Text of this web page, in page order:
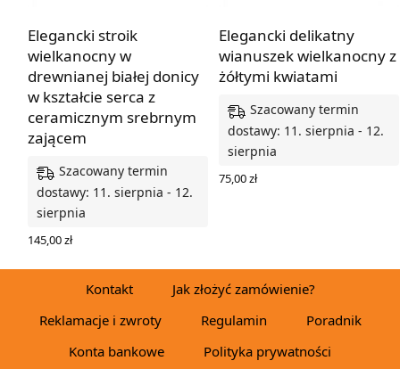
Elegancki stroik
wielkanocny w
drewnianej białej donicy
w kształcie serca z
ceramicznym srebrnym
zającem
Szacowany termin
dostawy: 11. sierpnia - 12.
sierpnia
145,00zł
Elegancki delikatny
wianuszek wielkanocny z
żółtymi kwiatami
Szacowany termin
dostawy: 11. sierpnia - 12.
sierpnia
75,00zł
Kontakt
Jak złożyć zamówienie?
Reklamacje i zwroty
Regulamin
Poradnik
Konta bankowe
Polityka prywatności